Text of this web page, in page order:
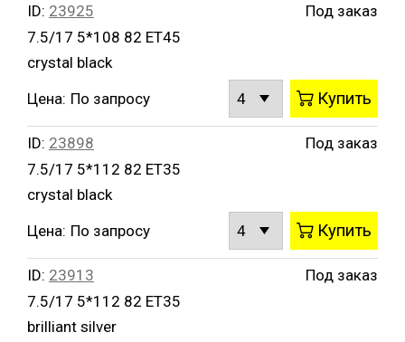
ID: 23925
7.5/17 5*108 82 ET45
crystal black
Под заказ
Цена: По запросу Купить
ID: 23898
7.5/17 5*112 82 ET35
crystal black
Под заказ
Цена: По запросу Купить
ID: 23913
7.5/17 5*112 82 ET35
brilliant silver
Под заказ